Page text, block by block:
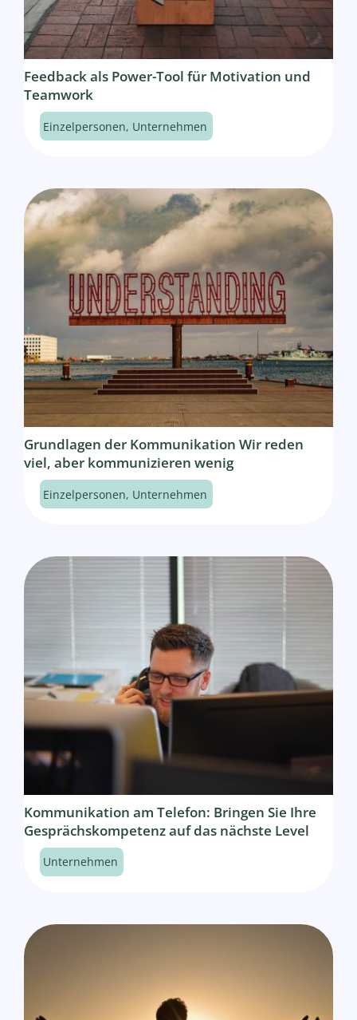
Feedback als Power-Tool für Motivation und
Teamwork
Einzelpersonen, Unternehmen
Grundlagen der Kommunikation Wir reden
viel, aber kommunizieren wenig
Einzelpersonen, Unternehmen
Kommunikation am Telefon: Bringen Sie Ihre
Gesprächskompetenz auf das nächste Level
Unternehmen